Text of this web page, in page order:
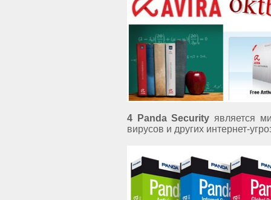
4 Panda Security является
вирусов и других интернет-